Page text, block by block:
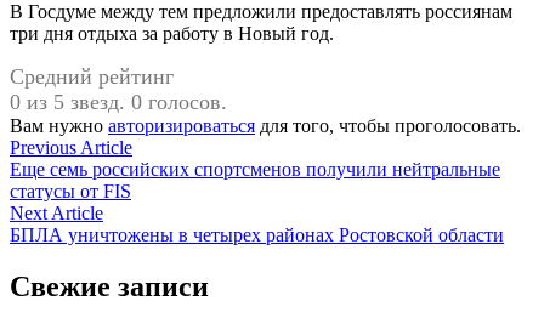
В Госдуме между тем предложили предоставлять россиянам
три дня отдыха за работу в Новый год.
Средний рейтинг
0 из 5 звезд. 0 голосов.
Вам нужно авторизироваться для того, чтобы проголосовать.
Навигация
по
записям
Previous ArticlePrevious
article:
Еще семь российских спортсменов получили нейтральные
статусы от FIS
Next ArticleNext
article:
БПЛА уничтожены в четырех районах Ростовской области
Свежие записи